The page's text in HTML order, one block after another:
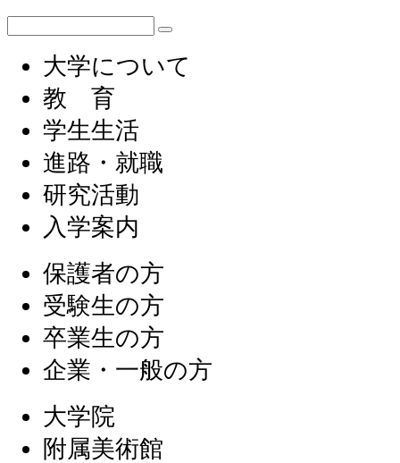
大学について
教 育
学生生活
進路・就職
研究活動
入学案内
保護者の方
受験生の方
卒業生の方
企業・一般の方
大学院
附属美術館